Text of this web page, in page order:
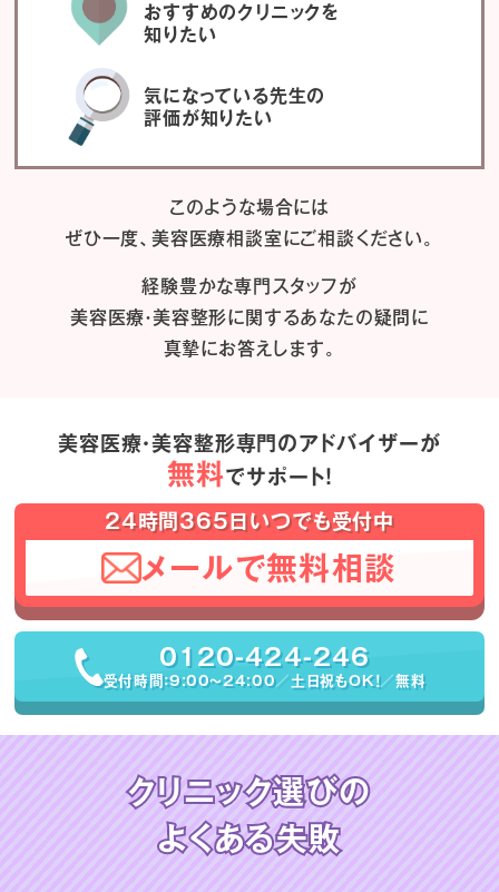
おすすめのクリニックを
知りたい
気になっている先生の
評価が知りたい
このような場合には
ぜひ一度、美容医療相談室にご相談ください。
経験豊かな専門スタッフが
美容医療・美容整形に関するあなたの疑問に
真摯にお答えします。
美容医療・美容整形専門のアドバイザーが
無料でサポート！
24時間365日いつでも受付中
メールで無料相談
0120-424-246
受付時間：9:00〜24:00／土日祝もOK！／無料
クリニック選びの
よくある失敗